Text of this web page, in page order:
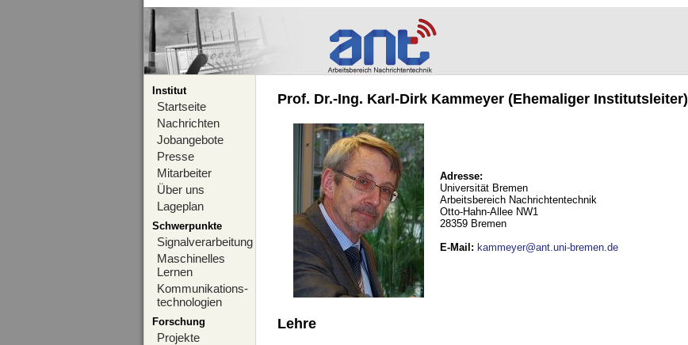
Institut
Startseite
Nachrichten
Jobangebote
Presse
Mitarbeiter
Über uns
Lageplan
Schwerpunkte
Signalverarbeitung
Maschinelles
Lernen
Kommunikations-
technologien
Forschung
Projekte
Prof. Dr.-Ing. Karl-Dirk Kammeyer (Ehemaliger Institutsleiter)
Adresse:
Universität Bremen
Arbeitsbereich Nachrichtentechnik
Otto-Hahn-Allee NW1
28359 Bremen
E-Mail : kammeyer@ant.uni-bremen.de
Lehre